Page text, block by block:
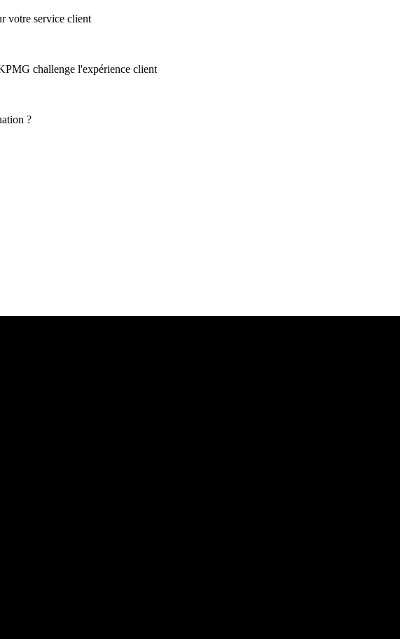
votre service client
challenge l'expérience client
?